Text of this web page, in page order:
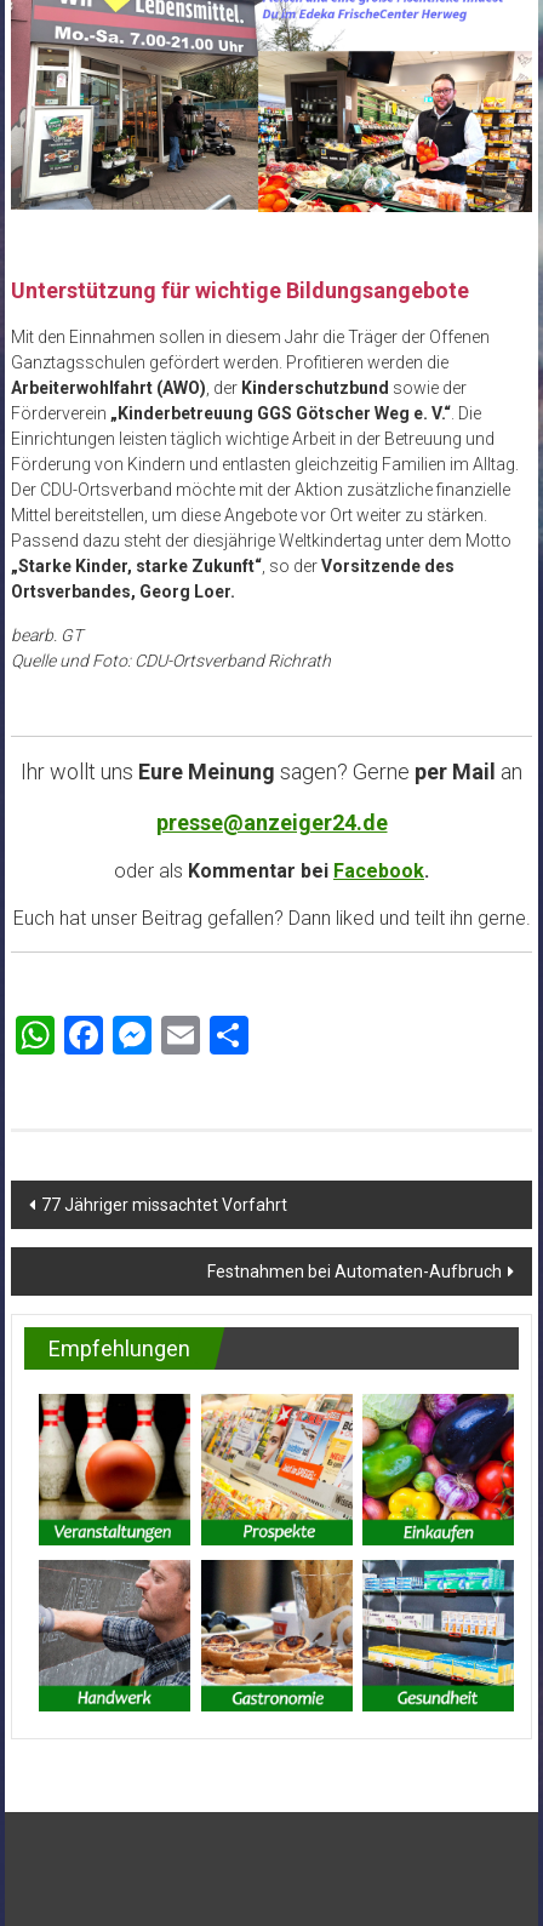
Unterstützung für wichtige Bildungsangebote
Mit den Einnahmen sollen in diesem Jahr die Träger der Offenen
Ganztagsschulen gefördert werden. Profitieren werden die
Arbeiterwohlfahrt (AWO) , der Kinderschutzbund sowie der
Förderverein „Kinderbetreuung GGS Götscher Weg e. V.“. Die
Einrichtungen leisten täglich wichtige Arbeit in der Betreuung und
Förderung von Kindern und entlasten gleichzeitig Familien im Alltag.
Der CDU-Ortsverband möchte mit der Aktion zusätzliche finanzielle
Mittel bereitstellen, um diese Angebote vor Ort weiter zu stärken.
Passend dazu steht der diesjährige Weltkindertag unter dem Motto
„Starke Kinder, starke Zukunft“, so derVorsitzende des
Ortsverbandes, Georg Loer.
bearb. GT
Quelle und Foto: CDU-Ortsverband Richrath
Ihr wollt uns Eure Meinung sagen? Gerne per Mail an
presse@anzeiger24.de
oder als Kommentar bei Facebook.
Euch hat unser Beitrag gefallen? Dann liked und teilt ihn gerne.
WhatsApp
Facebook
Messenger
EmailTeilen
Beitragsnavigation
77 Jähriger missachtet Vorfahrt
Festnahmen bei Automaten-Aufbruch
Empfehlungen